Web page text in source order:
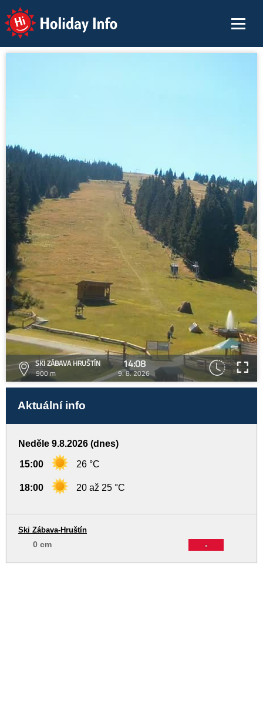
Holiday Info
SKI ZÁBAVA HRUŠTÍN
900 m
14:08
9. 8. 2026
Aktuální info
Neděle 9.8.2026 (dnes)
15:00 26 °C
18:00 20 až 25 °C
-
Ski Zábava-Hruštín
0 cm